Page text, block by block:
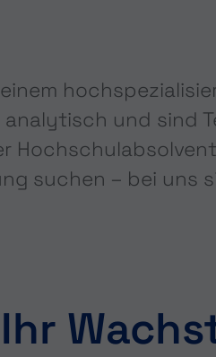
und sind
suchen – bei uns